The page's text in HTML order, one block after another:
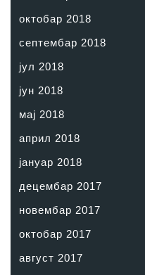
октобар 2018
септембар 2018
јул 2018
јун 2018
мај 2018
април 2018
јануар 2018
децембар 2017
новембар 2017
октобар 2017
август 2017